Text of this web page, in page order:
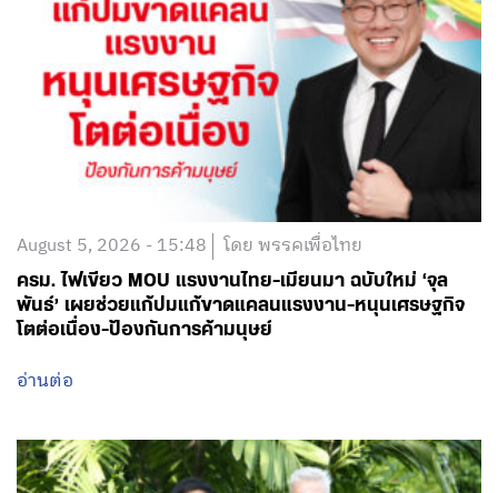
August 5, 2026 - 15:48 โดย พรรคเพื่อไทย
ครม. ไฟเขียว MOU แรงงานไทย-เมียนมา ฉบับใหม่ ‘จุล
พันธ์’ เผยช่วยแก้ปมแก้ขาดแคลนแรงงาน-หนุนเศรษฐกิจ
โตต่อเนื่อง-ป้องกันการค้ามนุษย์
อ่านต่อ